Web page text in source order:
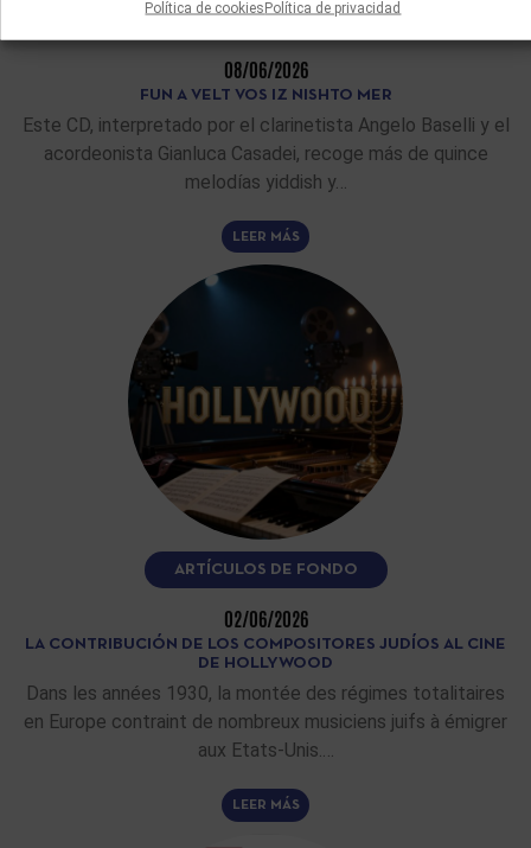
Política de cookiesPolítica de privacidad
ÚLTIMAS ADQUISICIONES
08/06/2026
FUN A VELT VOS IZ NISHTO MER
Este CD, interpretado por el clarinetista Angelo Baselli y el
acordeonista Gianluca Casadei, recoge más de quince
melodías yiddish y…
LEER MÁS
ARTÍCULOS DE FONDO
02/06/2026
LA CONTRIBUCIÓN DE LOS COMPOSITORES JUDÍOS AL CINE
DE HOLLYWOOD
Dans les années 1930, la montée des régimes totalitaires
en Europe contraint de nombreux musiciens juifs à émigrer
aux Etats-Unis.…
LEER MÁS